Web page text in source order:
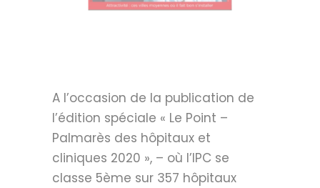
A l’occasion de la publication de
l’édition spéciale « Le Point –
Palmarès des hôpitaux et
cliniques 2020 », – où l’IPC se
classe 5ème sur 357 hôpitaux